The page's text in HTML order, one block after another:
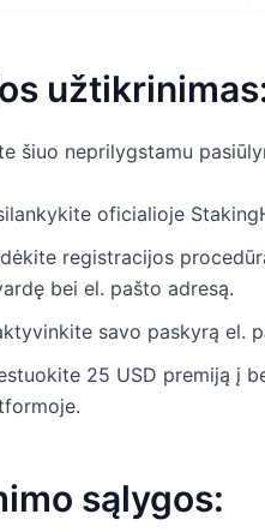
šiuo neprilygstamu
oficialioje
registracijos
bei el. pašto adresą.
savo paskyrą el.
25 USD premiją į
sąlygos: